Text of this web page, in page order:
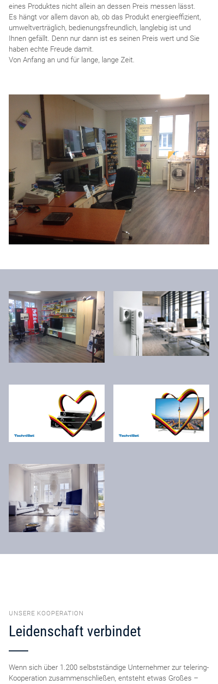
eines Produktes nicht allein an dessen Preis messen lässt.
Es hängt vor allem davon ab, ob das Produkt energieeffizient,
umweltverträglich, bedienungsfreundlich, langlebig ist und
Ihnen gefällt. Denn nur dann ist es seinen Preis wert und Sie
haben echte Freude damit.
Von Anfang an und für lange, lange Zeit.
UNSERE KOOPERATION
Leidenschaft verbindet
Wenn sich über 1.200 selbstständige Unternehmer zur telering-
Kooperation zusammenschließen, entsteht etwas Großes –